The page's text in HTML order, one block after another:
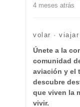
4 meses atrás
volar ·
Únete a la
comunidad
aviación y el
descubre
que viven la
vivir.